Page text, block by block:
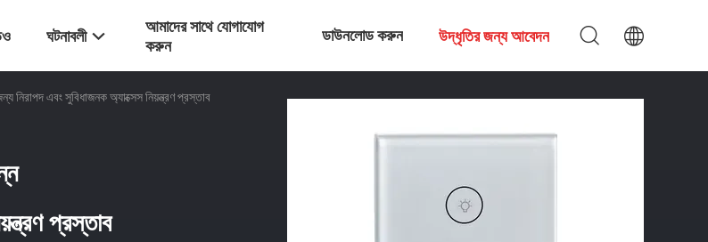
ঘটনাবলী
আমাদের সাথে যোগাযোগ
করুন
ডাউনলোড করুন উদ্ধৃতির জন্য আবেদন
নিরাপদ এবং সুবিধাজনক অ্যাক্সেস নিয়ন্ত্রণ প্রস্তাব
প্রস্তাব